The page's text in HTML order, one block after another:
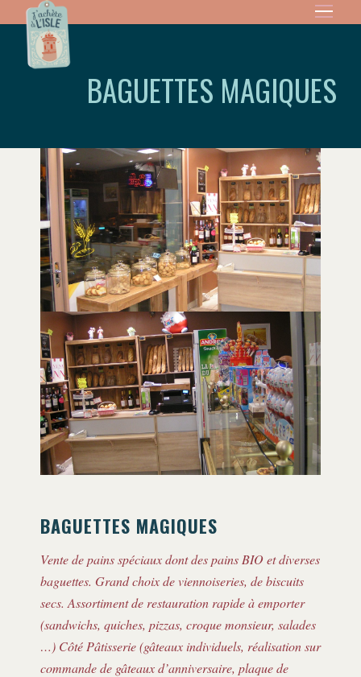
BAGUETTES MAGIQUES
BAGUETTES MAGIQUES
Vente de pains spéciaux dont des pains BIO et diverses
baguettes. Grand choix de viennoiseries, de biscuits
secs. Assortiment de restauration rapide à emporter
(sandwichs, quiches, pizzas, croque monsieur, salades
…) Côté Pâtisserie (gâteaux individuels, réalisation sur
commande de gâteaux d’anniversaire, plaque de